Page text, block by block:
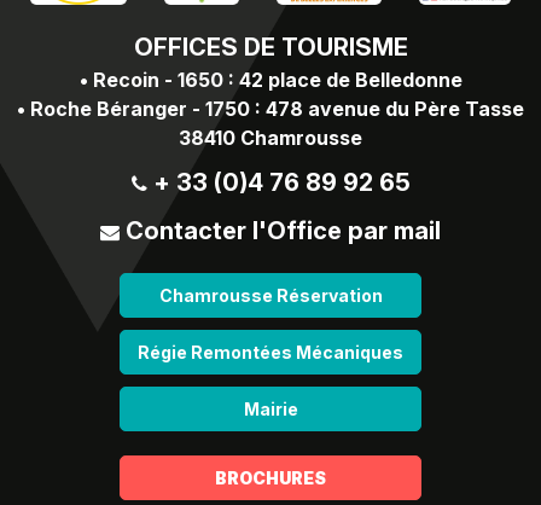
OFFICES DE TOURISME
• Recoin - 1650 : 42 place de Belledonne
• Roche Béranger - 1750 : 478 avenue du Père Tasse
38410 Chamrousse
+ 33 (0)4 76 89 92 65
Contacter l'Office par mail
Chamrousse Réservation
Régie Remontées Mécaniques
Mairie
BROCHURES